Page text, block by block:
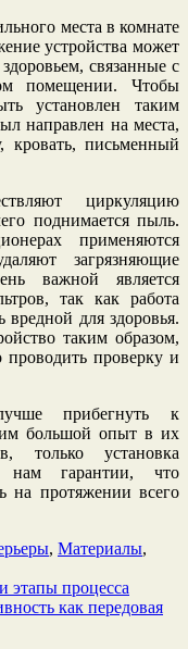
места в комнате
устройства может
связанные с
помещении. Чтобы
установлен таким
направлен на места,
кровать, письменный
циркуляцию
поднимается пыль.
применяются
загрязняющие
важной является
так как работа
для здоровья.
таким образом,
проверку и
прибегнуть к
большой опыт в их
только установка
нам гарантии, что
на протяжении всего
, Материалы,
этапы процесса
как передовая